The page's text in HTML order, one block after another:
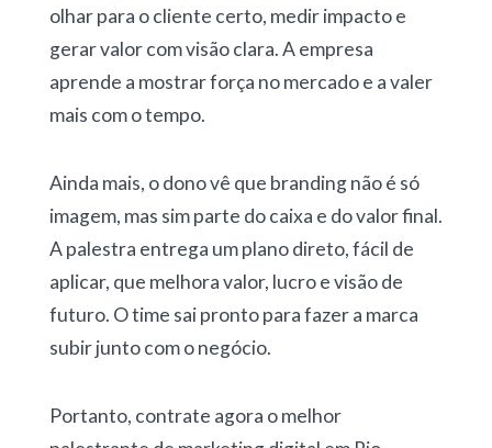
olhar para o cliente certo, medir impacto e
gerar valor com visão clara. A empresa
aprende a mostrar força no mercado e a valer
mais com o tempo.
Ainda mais, o dono vê que branding não é só
imagem, mas sim parte do caixa e do valor final.
A palestra entrega um plano direto, fácil de
aplicar, que melhora valor, lucro e visão de
futuro. O time sai pronto para fazer a marca
subir junto com o negócio.
Portanto, contrate agora o melhor